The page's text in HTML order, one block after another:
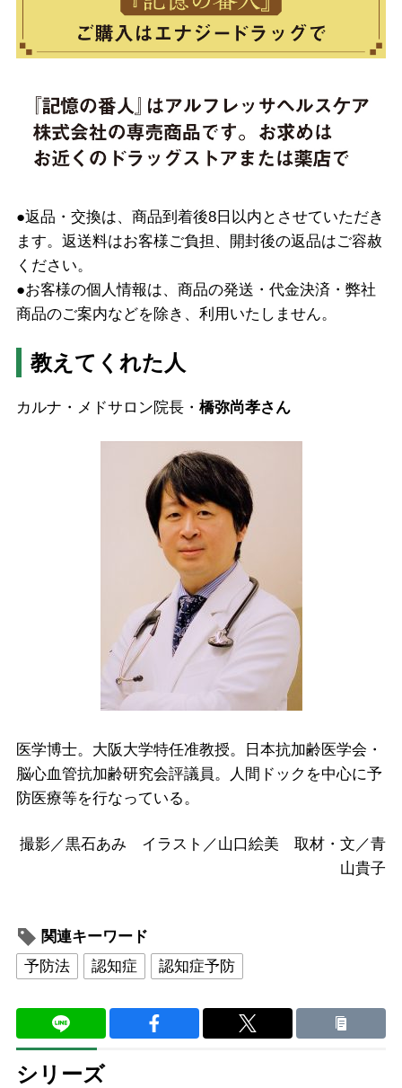
●返品・交換は、商品到着後8日以内とさせていただき
ます。返送料はお客様ご負担、開封後の返品はご容赦
ください。
●お客様の個人情報は、商品の発送・代金決済・弊社
商品のご案内などを除き、利用いたしません。
教えてくれた人
カルナ・メドサロン院長・ 橋弥尚孝さん
医学博士。大阪大学特任准教授。日本抗加齢医学会・
脳心血管抗加齢研究会評議員。人間ドックを中心に予
防医療等を行なっている。
撮影／黒石あみ イラスト／山口絵美 取材・文／青
山貴子
関連キーワード
予防法
認知症 認知症予防
シリーズ